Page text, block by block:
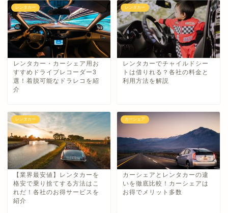
レンタカー
レンタカー・カーシェア用お
すすめドライブレコーダー3
選！着脱可能なドラレコを紹
介
レンタカー
レンタカーでチャイルドシー
トは借りれる？各社の料金と
利用方法を解説
レンタカー
【業界最安値】レンタカーを
格安で乗り捨てする方法はこ
れだ！各社のお得サービスを
紹介
カーシェア
カーシェアとレンタカーの違
いを徹底比較！カーシェアは
お得でメリット多数